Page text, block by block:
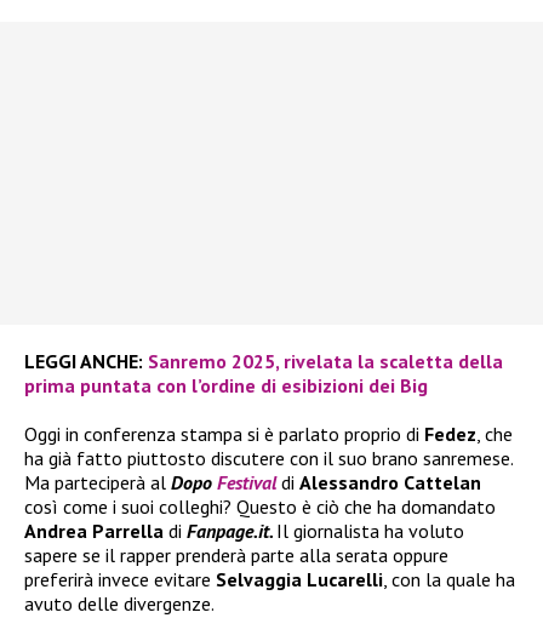
LEGGI ANCHE: Sanremo 2025, rivelata la scaletta della
prima puntata con l’ordine di esibizioni dei Big
Oggi in conferenza stampa si è parlato proprio di Fedez, che
ha già fatto piuttosto discutere con il suo brano sanremese.
Ma parteciperà al Dopo Festivaldi Alessandro Cattelan
così come i suoi colleghi? Questo è ciò che ha domandato
Andrea Parrella di Fanpage.it. Il giornalista ha voluto
sapere se il rapper prenderà parte alla serata oppure
preferirà invece evitare Selvaggia Lucarelli, con la quale ha
avuto delle divergenze.